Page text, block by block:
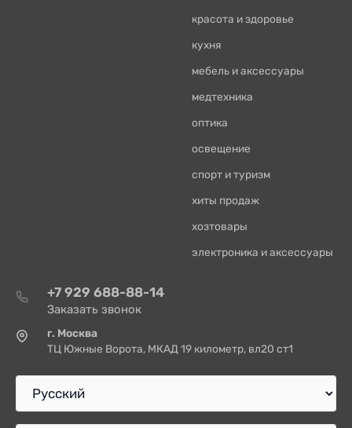
красота и здоровье
кухня
мебель и аксессуары
медтехника
оптика
освещение
спорт и туризм
хиты продаж
хозтовары
электроника и аксессуары
+7 929 688-88-14
Заказать звонок
г. Москва
ТЦ Южные Ворота, МКАД 19 километр, вл20 ст1